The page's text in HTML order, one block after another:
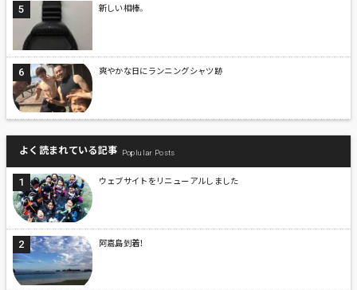
新しい相棒。
爽やかな日にランニングシャツ跡
よく読まれている記事 Poplular Posts
ウェブサイトをリニューアルしました
阿嘉島到着！